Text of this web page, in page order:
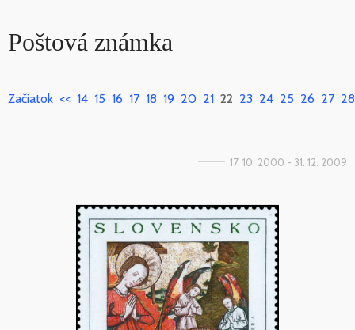
Poštová známka
Začiatok << 14 15 16 17 18 19 20 21 22 23 24 25 26 27 28
17. 10. 2000 - 31. 12. 2009